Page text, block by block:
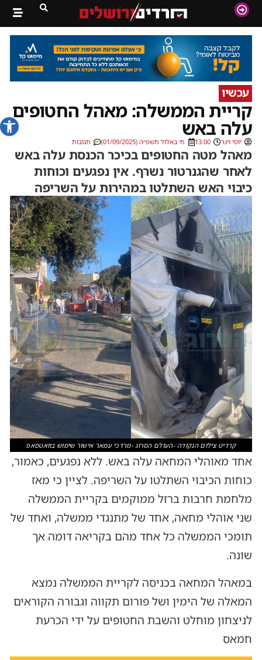
פתח
עכשיו
קריית הממשלה: מאהל החטופים
עלה באש
יוסי וינר 13:00 ח׳ באלול תשפ״ה (01/09/2025) תגובות
מאהל מטה החטופים בכיכר הכנסת עלה באש
לאחר שהגנרטור נשרף. אין נפגעים וכוחות
כיבוי האש השתלטו במהירות על השריפה
קרדיט צילום הנקודה -העולם הסרוג -מרדכי עמאר אישור שימוש בוואטסאפ
אחד מאוהלי המחאה עלה באש. ללא נפגעים, כאמור,
כוחות הכיבוי השתלטו על השריפה. לציין כי מאז
מלחמת חרבות ברזל ממוקמים בקריית הממשלה
שני אוהלי מחאה, אחד של מתנגדי ממשלה, ואחד של
תומכי הממשלה כל אחד מהם בקריאה דומה אך
שונה.
במאהל המחאה בכניסה לקריית הממשלה נמצא
המאלה של הימין ושל פורום תקווה וגבורה הקוראים
לניצחון מוחלט והשבת החטופים על ידי הכרעת
חמאס